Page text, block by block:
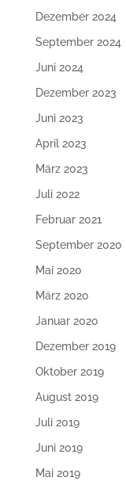
Dezember 2024
September 2024
Juni 2024
Dezember 2023
Juni 2023
April 2023
März 2023
Juli 2022
Februar 2021
September 2020
Mai 2020
März 2020
Januar 2020
Dezember 2019
Oktober 2019
August 2019
Juli 2019
Juni 2019
Mai 2019